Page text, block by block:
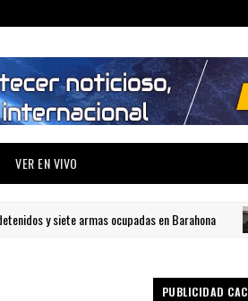
VER EN VIVO
y siete armas ocupadas en Barahona
PUBLICIDAD CAC